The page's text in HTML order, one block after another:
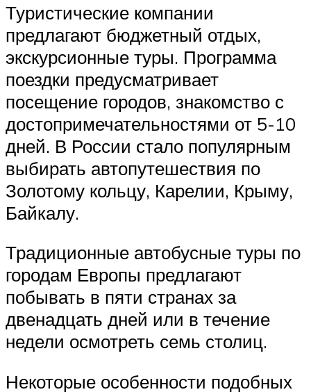
Туристические компании
предлагают бюджетный отдых,
экскурсионные туры. Программа
поездки предусматривает
посещение городов, знакомство с
достопримечательностями от 5-10
дней. В России стало популярным
выбирать автопутешествия по
Золотому кольцу, Карелии, Крыму,
Байкалу.
Традиционные автобусные туры по
городам Европы предлагают
побывать в пяти странах за
двенадцать дней или в течение
недели осмотреть семь столиц.
Некоторые особенности подобных